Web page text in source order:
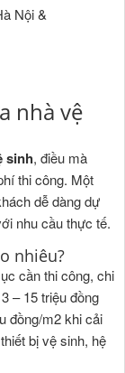
Nội &
nhà vệ
sinh, điều mà
thi công. Một
dễ dàng dự
nhu cầu thực tế.
nhiêu?
cần thi công, chi
– 15 triệu đồng
đồng/m2 khi cải
bị vệ sinh, hệ